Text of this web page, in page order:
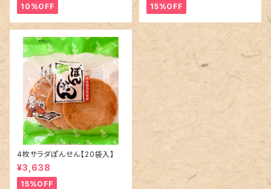
10%OFF 15%OFF
4枚サラダぽんせん【20袋入】
¥3,638
15%OFF